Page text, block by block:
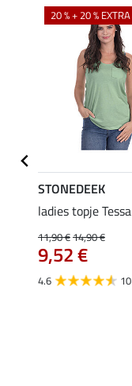
20 % + 20 % EXTRA
STONEDEEK
ladies topje Tessa
11,90 €14,90 €
9,52 €
4.6 10